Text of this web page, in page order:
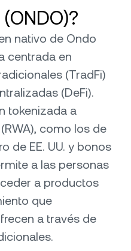
nativo de Ondo
centrada en
(TradFi)
(DeFi).
tokenizada a
como los de
de EE. UU. y bonos
a las personas
a productos
que
a través de